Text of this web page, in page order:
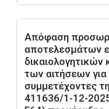
Απόφαση
αποτελεσμάτων
δικαιολογητικών
των αιτήσεων για
συμμετέχοντες
411636/1-12-